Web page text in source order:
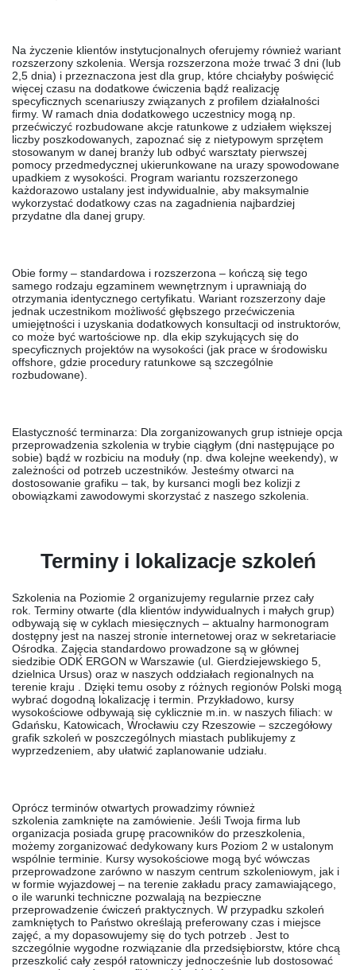
Na życzenie klientów instytucjonalnych oferujemy również wariant
rozszerzony szkolenia. Wersja rozszerzona może trwać 3 dni (lub
2,5 dnia) i przeznaczona jest dla grup, które chciałyby poświęcić
więcej czasu na dodatkowe ćwiczenia bądź realizację
specyficznych scenariuszy związanych z profilem działalności
firmy. W ramach dnia dodatkowego uczestnicy mogą np.
przećwiczyć rozbudowane akcje ratunkowe z udziałem większej
liczby poszkodowanych, zapoznać się z nietypowym sprzętem
stosowanym w danej branży lub odbyć warsztaty pierwszej
pomocy przedmedycznej ukierunkowane na urazy spowodowane
upadkiem z wysokości. Program wariantu rozszerzonego
każdorazowo ustalany jest indywidualnie, aby maksymalnie
wykorzystać dodatkowy czas na zagadnienia najbardziej
przydatne dla danej grupy.
Obie formy – standardowa i rozszerzona – kończą się tego
samego rodzaju egzaminem wewnętrznym i uprawniają do
otrzymania identycznego certyfikatu. Wariant rozszerzony daje
jednak uczestnikom możliwość głębszego przećwiczenia
umiejętności i uzyskania dodatkowych konsultacji od instruktorów,
co może być wartościowe np. dla ekip szykujących się do
specyficznych projektów na wysokości (jak prace w środowisku
offshore, gdzie procedury ratunkowe są szczególnie
rozbudowane).
Elastyczność terminarza: Dla zorganizowanych grup istnieje opcja
przeprowadzenia szkolenia w trybie ciągłym (dni następujące po
sobie) bądź w rozbiciu na moduły (np. dwa kolejne weekendy), w
zależności od potrzeb uczestników. Jesteśmy otwarci na
dostosowanie grafiku – tak, by kursanci mogli bez kolizji z
obowiązkami zawodowymi skorzystać z naszego szkolenia.
Terminy i lokalizacje szkoleń
Szkolenia na Poziomie 2 organizujemy regularnie przez cały
rok Terminy otwarte (dla klientów indywidualnych i małych grup)
odbywają się w cyklach miesięcznych – aktualny harmonogram
dostępny jest na naszej stronie internetowej oraz w sekretariacie
Ośrodka. Zajęcia standardowo prowadzone są w głównej
siedzibie ODK ERGON w Warszawie (ul. Gierdziejewskiego 5,
dzielnica Ursus) oraz w naszych oddziałach regionalnych na
terenie kraju . Dzięki temu osoby z różnych regionów Polski mogą
wybrać dogodną lokalizację i termin. Przykładowo, kursy
wysokościowe odbywają się cyklicznie m.in. w naszych filiach: w
Gdańsku, Katowicach, Wrocławiu czy Rzeszowie – szczegółowy
grafik szkoleń w poszczególnych miastach publikujemy z
wyprzedzeniem, aby ułatwić zaplanowanie udziału.
Oprócz terminów otwartych prowadzimy również
szkolenia zamknięte na zamówienie . Jeśli Twoja firma lub
organizacja posiada grupę pracowników do przeszkolenia,
możemy zorganizować dedykowany kurs Poziom 2 w ustalonym
wspólnie terminie. Kursy wysokościowe mogą być wówczas
przeprowadzone zarówno w naszym centrum szkoleniowym, jak i
w formie wyjazdowej – na terenie zakładu pracy zamawiającego,
o ile warunki techniczne pozwalają na bezpieczne
przeprowadzenie ćwiczeń praktycznych. W przypadku szkoleń
zamkniętych to Państwo określają preferowany czas i miejsce
zajęć, a my dopasowujemy się do tych potrzeb . Jest to
szczególnie wygodne rozwiązanie dla przedsiębiorstw, które chcą
przeszkolić cały zespół ratowniczy jednocześnie lub dostosować